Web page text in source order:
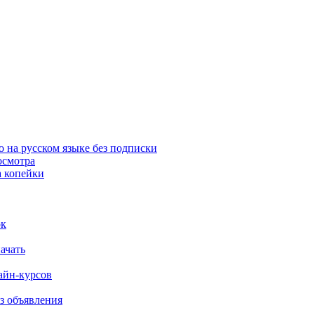
русском языке без подписки
копейки
курсов
объявления